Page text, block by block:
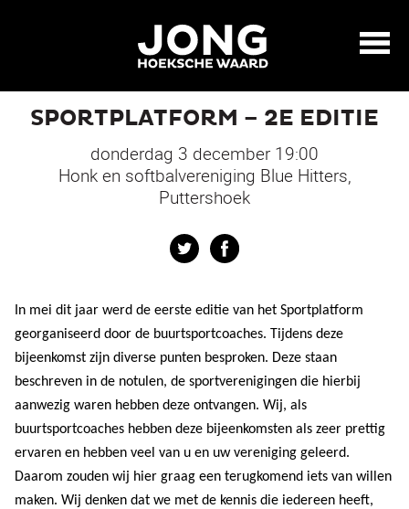
SPORTPLATFORM – 2E EDITIE
donderdag 3 december 19:00
Honk en softbalvereniging Blue Hitters,
Puttershoek
Twitter
In mei dit jaar werd de eerste editie van het Sportplatform
georganiseerd door de buurtsportcoaches. Tijdens deze
bijeenkomst zijn diverse punten besproken. Deze staan
beschreven in de notulen, de sportverenigingen die hierbij
aanwezig waren hebben deze ontvangen. Wij, als
buurtsportcoaches hebben deze bijeenkomsten als zeer prettig
ervaren en hebben veel van u en uw vereniging geleerd.
Daarom zouden wij hier graag een terugkomend iets van willen
maken. Wij denken dat we met de kennis die iedereen heeft,